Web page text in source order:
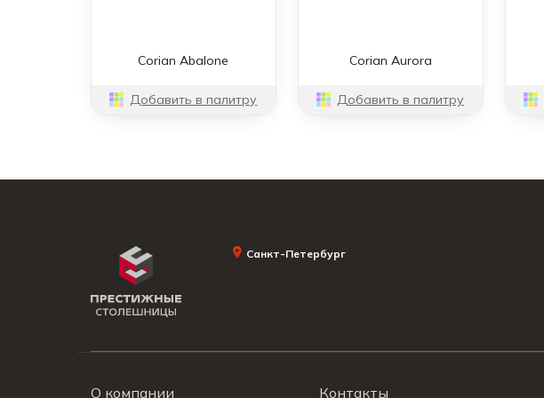
Corian Abalone
Добавить в палитру
Corian Aurora
Добавить в палитру
Санкт-Петербург
О компании Контакты